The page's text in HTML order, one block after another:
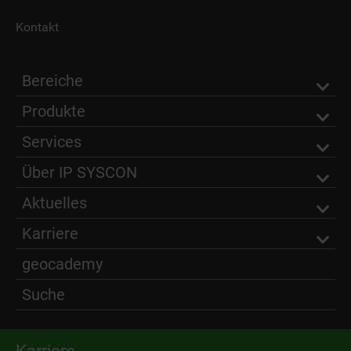
Kontakt
Bereiche
Produkte
Services
Über IP SYSCON
Aktuelles
Karriere
geocademy
Suche